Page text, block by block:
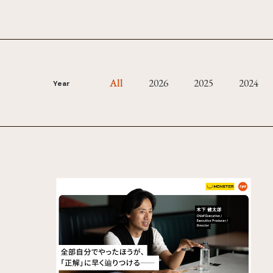
Year All 2026 2025 2024